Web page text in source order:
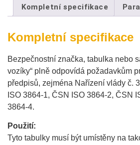
Kompletní specifikace
Kompletní specifikace
Bezpečnostní značka, tabulka nebo
vozíky“ plně odpovídá požadavkům
předpisů, zejména Nařízení vlády č.
ISO 3864-1, ČSN ISO 3864-2, ČSN
3864-4.
Použití:
Tyto tabulky musí být umístěny na